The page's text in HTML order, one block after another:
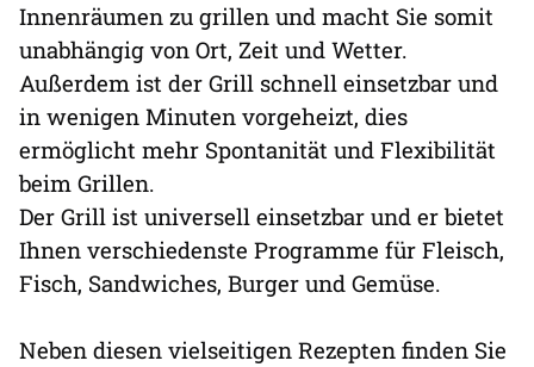
Innenräumen zu grillen und macht Sie somit
unabhängig von Ort, Zeit und Wetter.
Außerdem ist der Grill schnell einsetzbar und
in wenigen Minuten vorgeheizt, dies
ermöglicht mehr Spontanität und Flexibilität
beim Grillen.
Der Grill ist universell einsetzbar und er bietet
Ihnen verschiedenste Programme für Fleisch,
Fisch, Sandwiches, Burger und Gemüse.
Neben diesen vielseitigen Rezepten finden Sie